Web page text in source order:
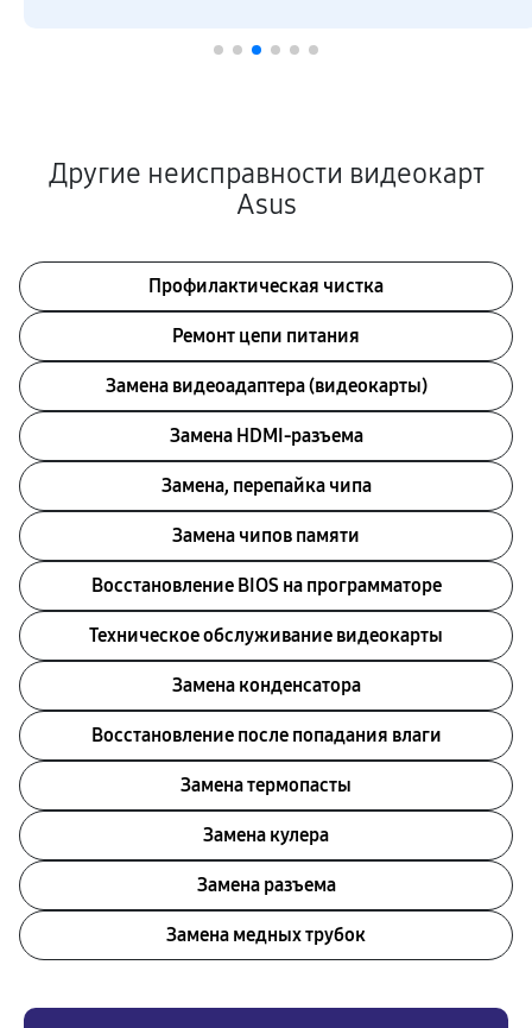
Другие неисправности видеокарт
Asus
Профилактическая чистка
Ремонт цепи питания
Замена видеоадаптера (видеокарты)
Замена HDMI-разъема
Замена, перепайка чипа
Замена чипов памяти
Восстановление BIOS на программаторе
Техническое обслуживание видеокарты
Замена конденсатора
Восстановление после попадания влаги
Замена термопасты
Замена кулера
Замена разъема
Замена медных трубок